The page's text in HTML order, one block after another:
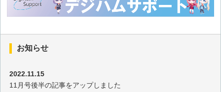
お知らせ
2022.11.15
11月号後半の記事をアップしました